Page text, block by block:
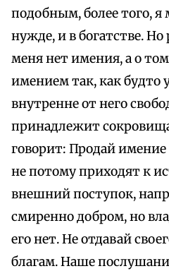
подобным, более того, я
нужде, и в богатстве. Но
меня нет имения, а о
имением так, как будто
внутренне от него
принадлежит
говорит: Продай имение
не потому приходят к
внешний поступок,
смиренно добром, но
его нет. Не отдавай
благам. Наше